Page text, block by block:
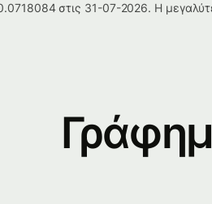
στις 31-07-2026. Η